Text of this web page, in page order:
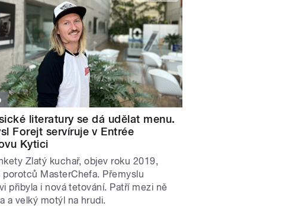
literatury se dá udělat menu.
Forejt servíruje v Entrée
Kytici
Zlatý kuchař, objev roku 2019,
porotců MasterChefa. Přemyslu
přibyla i nová tetování. Patří mezi ně
a velký motýl na hrudi.